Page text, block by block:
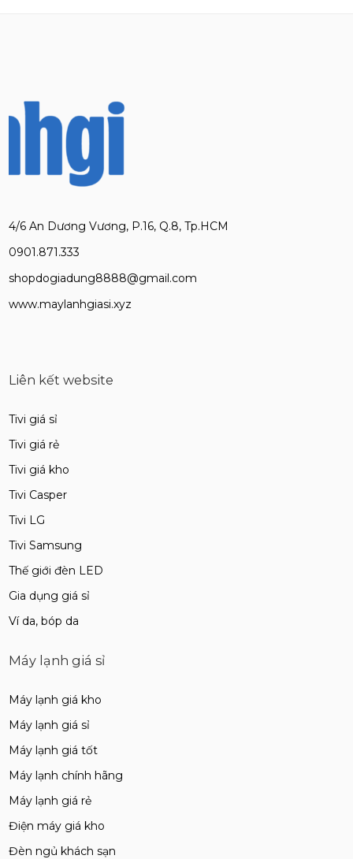
4/6 An Dương Vương, P.16, Q.8, Tp.HCM
0901.871.333
shopdogiadung8888@gmail.com
www.maylanhgiasi.xyz
Liên kết website
Tivi giá sỉ
Tivi giá rẻ
Tivi giá kho
Tivi Casper
Tivi LG
Tivi Samsung
Thế giới đèn LED
Gia dụng giá sỉ
Ví da, bóp da
Máy lạnh giá sỉ
Máy lạnh giá kho
Máy lạnh giá sỉ
Máy lạnh giá tốt
Máy lạnh chính hãng
Máy lạnh giá rẻ
Điện máy giá kho
Đèn ngủ khách sạn